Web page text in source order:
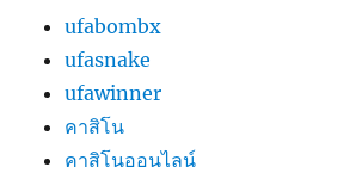
ufabombx
ufasnake
ufawinner
คาสิโน
คาสิโนออนไลน์